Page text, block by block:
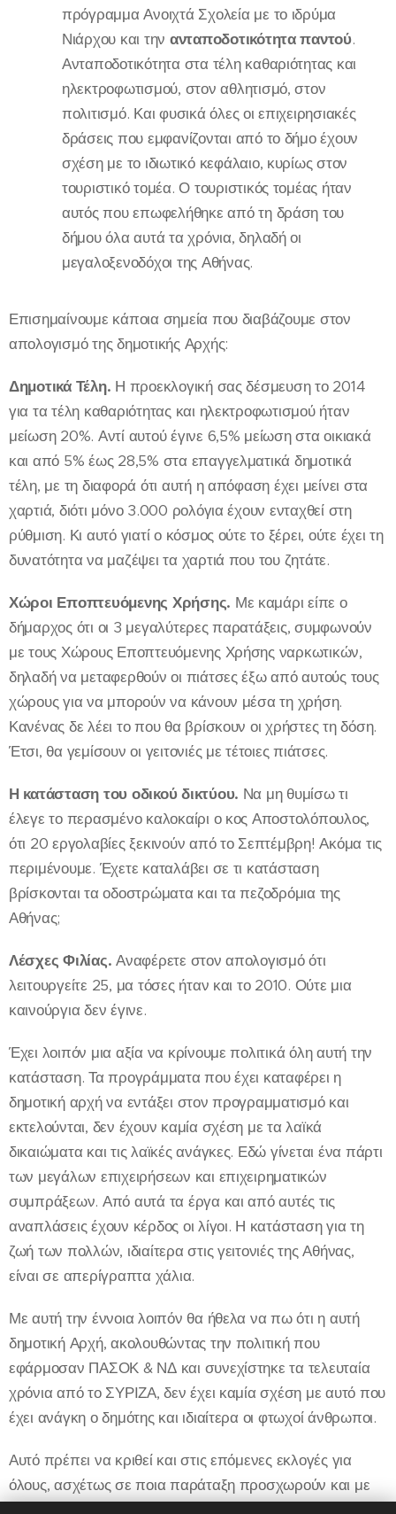
πρόγραμμα Ανοιχτά Σχολεία με το ιδρύμα
Νιάρχου και την ανταποδοτικότητα παντού.
Ανταποδοτικότητα στα τέλη καθαριότητας και
ηλεκτροφωτισμού, στον αθλητισμό, στον
πολιτισμό. Και φυσικά όλες οι επιχειρησιακές
δράσεις που εμφανίζονται από το δήμο έχουν
σχέση με το ιδιωτικό κεφάλαιο, κυρίως στον
τουριστικό τομέα. Ο τουριστικός τομέας ήταν
αυτός που επωφελήθηκε από τη δράση του
δήμου όλα αυτά τα χρόνια, δηλαδή οι
μεγαλοξενοδόχοι της Αθήνας.
Επισημαίνουμε κάποια σημεία που διαβάζουμε στον
απολογισμό της δημοτικής Αρχής:
Δημοτικά Τέλη. Η προεκλογική σας δέσμευση το 2014
για τα τέλη καθαριότητας και ηλεκτροφωτισμού ήταν
μείωση 20%. Αντί αυτού έγινε 6,5% μείωση στα οικιακά
και από 5% έως 28,5% στα επαγγελματικά δημοτικά
τέλη, με τη διαφορά ότι αυτή η απόφαση έχει μείνει στα
χαρτιά, διότι μόνο 3.000 ρολόγια έχουν ενταχθεί στη
ρύθμιση. Κι αυτό γιατί ο κόσμος ούτε το ξέρει, ούτε έχει τη
δυνατότητα να μαζέψει τα χαρτιά που του ζητάτε.
Χώροι Εποπτευόμενης Χρήσης. Με καμάρι είπε ο
δήμαρχος ότι οι 3 μεγαλύτερες παρατάξεις, συμφωνούν
με τους Χώρους Εποπτευόμενης Χρήσης ναρκωτικών,
δηλαδή να μεταφερθούν οι πιάτσες έξω από αυτούς τους
χώρους για να μπορούν να κάνουν μέσα τη χρήση.
Κανένας δε λέει το που θα βρίσκουν οι χρήστες τη δόση.
Έτσι, θα γεμίσουν οι γειτονιές με τέτοιες πιάτσες.
Η κατάσταση του οδικού δικτύου. Να μη θυμίσω τι
έλεγε το περασμένο καλοκαίρι ο κος Αποστολόπουλος,
ότι 20 εργολαβίες ξεκινούν από το Σεπτέμβρη! Ακόμα τις
περιμένουμε. Έχετε καταλάβει σε τι κατάσταση
βρίσκονται τα οδοστρώματα και τα πεζοδρόμια της
Αθήνας;
Λέσχες Φιλίας. Αναφέρετε στον απολογισμό ότι
λειτουργείτε 25, μα τόσες ήταν και το 2010. Ούτε μια
καινούργια δεν έγινε.
Έχει λοιπόν μια αξία να κρίνουμε πολιτικά όλη αυτή την
κατάσταση. Τα προγράμματα που έχει καταφέρει η
δημοτική αρχή να εντάξει στον προγραμματισμό και
εκτελούνται, δεν έχουν καμία σχέση με τα λαϊκά
δικαιώματα και τις λαϊκές ανάγκες. Εδώ γίνεται ένα πάρτι
των μεγάλων επιχειρήσεων και επιχειρηματικών
συμπράξεων. Από αυτά τα έργα και από αυτές τις
αναπλάσεις έχουν κέρδος οι λίγοι. Η κατάσταση για τη
ζωή των πολλών, ιδιαίτερα στις γειτονιές της Αθήνας,
είναι σε απερίγραπτα χάλια.
Με αυτή την έννοια λοιπόν θα ήθελα να πω ότι η αυτή
δημοτική Αρχή, ακολουθώντας την πολιτική που
εφάρμοσαν ΠΑΣΟΚ & ΝΔ και συνεχίστηκε τα τελευταία
χρόνια από το ΣΥΡΙΖΑ, δεν έχει καμία σχέση με αυτό που
έχει ανάγκη ο δημότης και ιδιαίτερα οι φτωχοί άνθρωποι.
Αυτό πρέπει να κριθεί και στις επόμενες εκλογές για
όλους, ασχέτως σε ποια παράταξη προσχωρούν και με